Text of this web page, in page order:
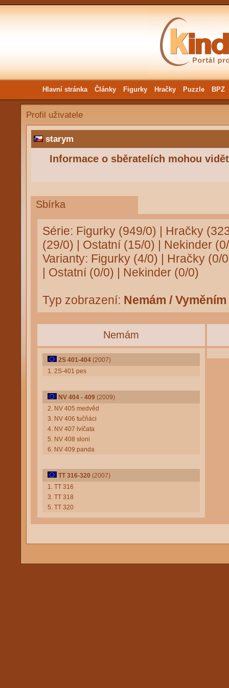
Hlavní stránka Články Figurky Hračky Puzzle BPZ
Profil uživatele
starym
Informace o sběratelích mohou
Sbírka
Série: Figurky (949/0) | Hračky
(29/0) | Ostatní (15/0) | Nekinder
Varianty: Figurky (4/0) | Hračky (0/
| Ostatní (0/0) | Nekinder (0/0)
Typ zobrazení: Nemám / Vyměním
Nemám
2S 401-404 (2007)
1. 2S-401 pes
NV 404 - 409 (2009)
2. NV 405 medvěd
3. NV 406 tučňáci
4. NV 407 lvíčata
5. NV 408 sloni
6. NV 409 panda
TT 316-320 (2007)
1. TT 316
3. TT 318
5. TT 320